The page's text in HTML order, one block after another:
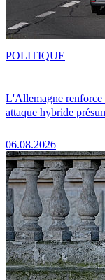
L'Allemagne renforce
attaque hybride
06.08.2026
POLITIQUE